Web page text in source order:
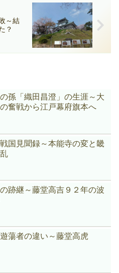
～結
？
孫「織田昌澄」の生涯～大
奮戦から江戸幕府旗本へ
国見聞録～本能寺の変と畿
跡継～藤堂高吉９２年の波
蕩者の違い～藤堂高虎